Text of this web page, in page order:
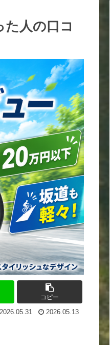
人の口コ
コピー
2026.05.31 2026.05.13